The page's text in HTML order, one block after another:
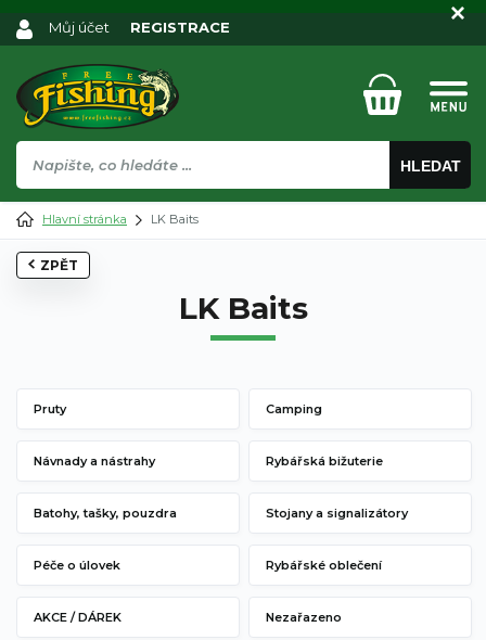
HLEDAT
Můj účet REGISTRACE
Hlavní stránka LK Baits
ZPĚT
LK Baits
Pruty Camping
Návnady a nástrahy Rybářská bižuterie
Batohy, tašky, pouzdra Stojany a signalizátory
Péče o úlovek Rybářské oblečení
AKCE / DÁREK Nezařazeno